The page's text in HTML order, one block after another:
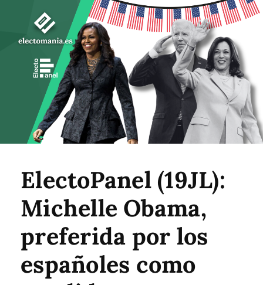
ElectoPanel (19JL):
Michelle Obama,
preferida por los
españoles como